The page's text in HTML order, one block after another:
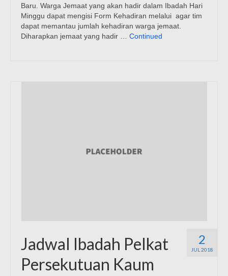
Baru. Warga Jemaat yang akan hadir dalam Ibadah Hari
Minggu dapat mengisi Form Kehadiran melalui agar tim
dapat memantau jumlah kehadiran warga jemaat.
Diharapkan jemaat yang hadir … Continued
2
JUL 2018
Jadwal Ibadah Pelkat
Persekutuan Kaum